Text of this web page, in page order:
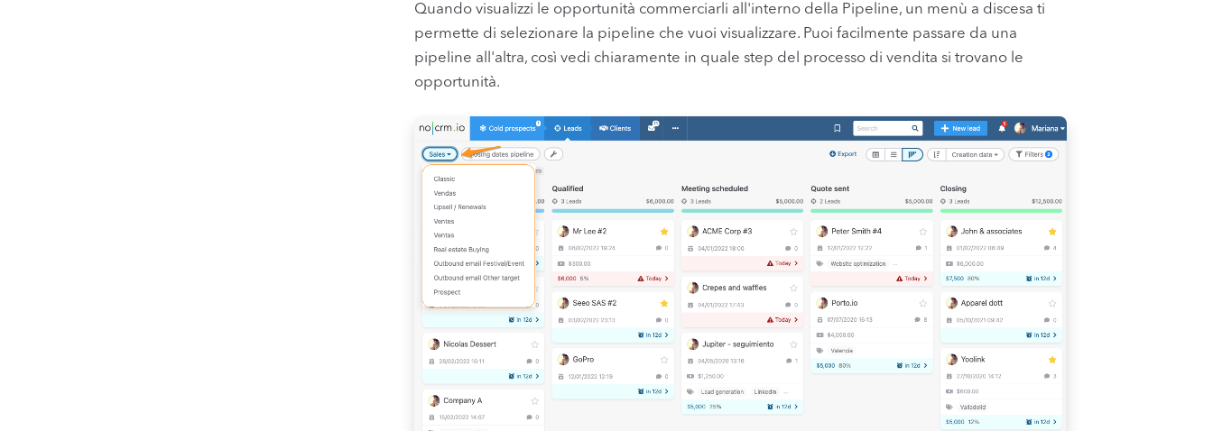
Quando visualizzi le opportunità commerciarli all'interno della Pipeline, un menù a discesa ti
permette di selezionare la pipeline che vuoi visualizzare. Puoi facilmente passare da una
pipeline all'altra, così vedi chiaramente in quale step del processo di vendita si trovano le
opportunità.